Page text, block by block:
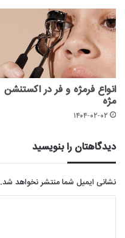
انواع فرمژه و فر در اکستنشن
مژه
۱۴۰۴-۰۲-۰۲
دیدگاهتان را بنویسید
نشانی ایمیل شما منتشر نخواهد شد.